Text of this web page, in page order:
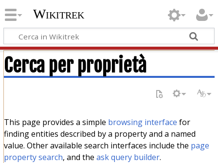
Wikitrek
Cerca per proprietà
This page provides a simple browsing interface for
finding entities described by a property and a named
value. Other available search interfaces include the page
property search, and the ask query builder.